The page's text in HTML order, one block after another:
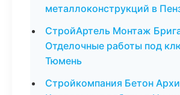
металлоконструкций в
СтройАртель Монтаж
Отделочные работы под
Тюмень
Стройкомпания Бетон